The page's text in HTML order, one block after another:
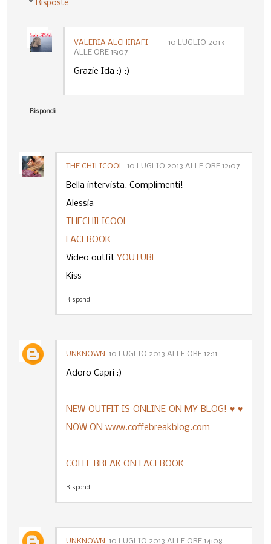
Risposte
VALERIA ALCHIRAFI
10 LUGLIO 2013
ALLE ORE 15:07
Grazie Ida :) :)
Rispondi
THE CHILICOOL 10 LUGLIO 2013 ALLE ORE 12:07
Bella intervista. Complimenti!
Alessia
THECHILICOOL
FACEBOOK
Video outfit YOUTUBE
Kiss
Rispondi
UNKNOWN 10 LUGLIO 2013 ALLE ORE 12:11
Adoro Capri :)
NEW OUTFIT IS ONLINE ON MY BLOG! ♥ ♥
NOW ON www.coffebreakblog.com
COFFE BREAK ON FACEBOOK
Rispondi
UNKNOWN 10 LUGLIO 2013 ALLE ORE 14:08